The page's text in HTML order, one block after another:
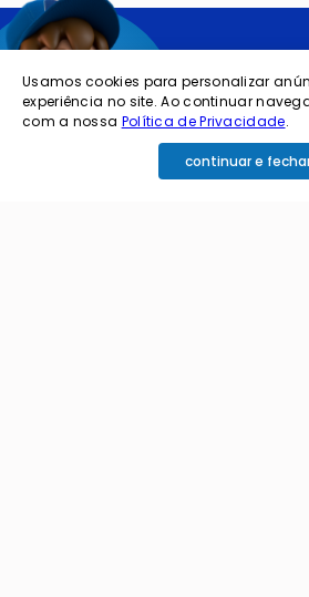
Quer
dentro
ofertas
Usamos cookies para personalizar
experiência no site. Ao continuar
com a nossa Política de Privacidade.
continuar e